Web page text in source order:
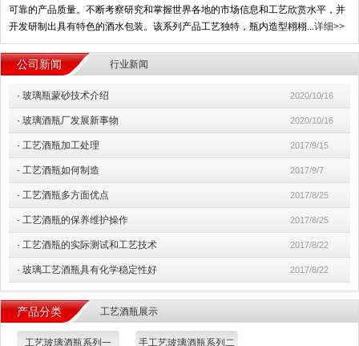
可靠的产品质量。不断考察研究和掌握世界各地的市场信息和工艺欣赏水平，并
开发研制出具有特色的酒水包装。该系列产品工艺独特，瓶内造型栩栩...详细>>
公司新闻 行业新闻
· 玻璃瓶蒙砂技术介绍 2020/10/16
· 玻璃酒瓶厂发展新事物 2020/10/16
· 工艺酒瓶加工处理 2017/9/15
· 工艺酒瓶如何制造 2017/9/7
· 工艺酒瓶多方面优点 2017/8/25
· 工艺酒瓶的保养维护操作 2017/8/25
· 工艺酒瓶的实际测试和工艺技术 2017/8/22
· 玻璃工艺酒瓶​具有化学稳定性好 2017/8/22
产品分类 工艺酒瓶展示
工艺玻璃酒瓶系列一 手工艺玻璃酒瓶系列二